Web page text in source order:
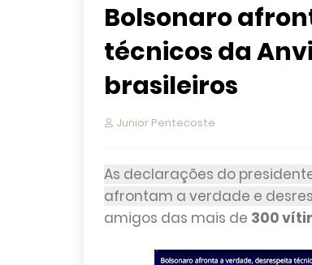
Bolsonaro
técnicos da
brasileiros
Junior Pentecoste
As declarações do
afrontam a verdade e
amigos das mais de 300